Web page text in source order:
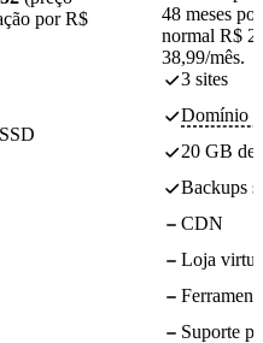
por R$
48 meses
normal R$
38,99/mês.
3 sites
Domínio -
20 GB de
Backups
CDN
Loja
Suporte